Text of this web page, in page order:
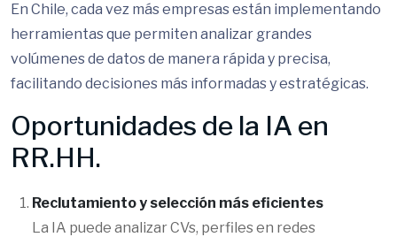
En Chile, cada vez más empresas están implementando
herramientas que permiten analizar grandes
volúmenes de datos de manera rápida y precisa,
facilitando decisiones más informadas y estratégicas.
Oportunidades de la IA en
RR.HH.
Reclutamiento y selección más eficientes
La IA puede analizar CVs, perfiles en redes